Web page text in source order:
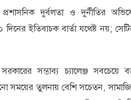
প্রশাসনিক দুর্বলতা ও দুর্নীতির
ইতিবাচক বার্তা যথেষ্ট নয়;
সম্ভাব্য চ্যালেঞ্জ সবচেয়ে
সময়ের তুলনায় বেশি সচেতন,